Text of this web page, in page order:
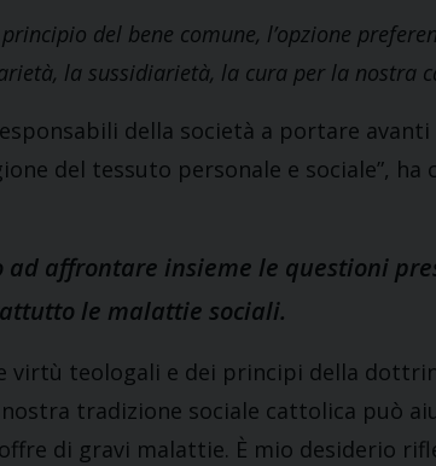
del bene comune, l’opzione
la sussidiarietà, la cura per la nostra
della società a portare avanti
del tessuto personale e sociale”, ha
affrontare insieme le questioni
le malattie sociali.
virtù teologali e dei principi della
tradizione sociale cattolica può
di gravi malattie. È mio desiderio